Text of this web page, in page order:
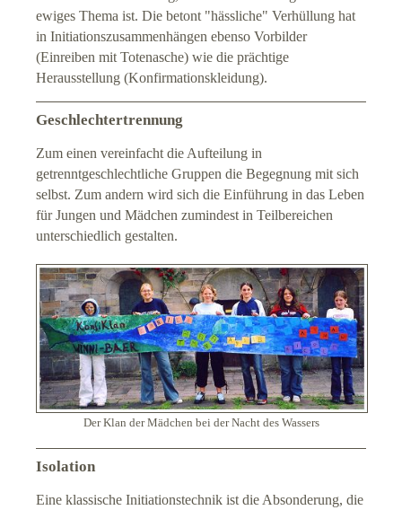
ewiges Thema ist. Die betont "hässliche" Verhüllung hat
in Initiationszusammenhängen ebenso Vorbilder
(Einreiben mit Totenasche) wie die prächtige
Herausstellung (Konfirmationskleidung).
Geschlechtertrennung
Zum einen vereinfacht die Aufteilung in
getrenntgeschlechtliche Gruppen die Begegnung mit sich
selbst. Zum andern wird sich die Einführung in das Leben
für Jungen und Mädchen zumindest in Teilbereichen
unterschiedlich gestalten.
Der Klan der Mädchen bei der Nacht des Wassers
Isolation
Eine klassische Initiationstechnik ist die Absonderung, die